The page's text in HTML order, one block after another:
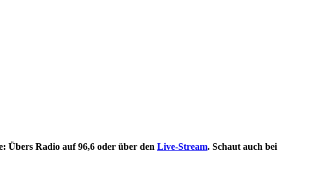
Übers Radio auf 96,6 oder über den Live-Stream. Schaut auch bei